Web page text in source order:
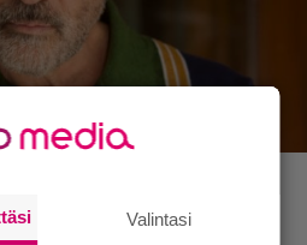
”Sydänkohtaus on
on tapahtunut”
Valintasi